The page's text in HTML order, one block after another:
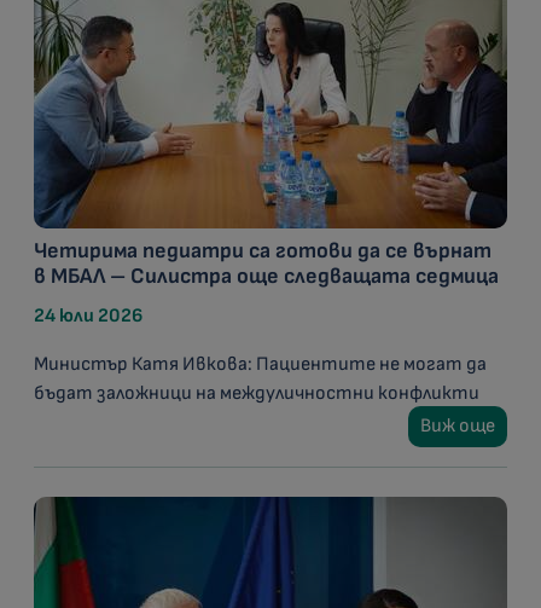
Четирима педиатри са готови да се върнат
в МБАЛ – Силистра още следващата седмица
24 юли 2026
Министър Катя Ивкова: Пациентите не могат да
бъдат заложници на междуличностни конфликти
Виж още